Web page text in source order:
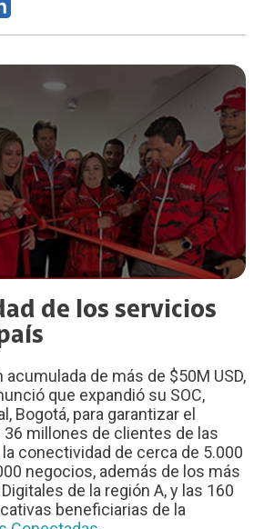
de los servicios
de más de $50M USD,
que expandió su SOC,
Bogotá, para garantizar el
millones de clientes de las
la conectividad de cerca de 5.000
negocios, además de los más
de la región A, y las 160
beneficiarias de la